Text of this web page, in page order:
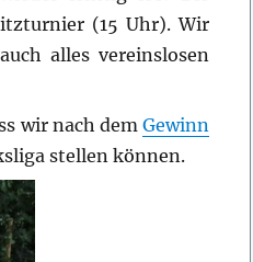
(15 Uhr). Wir
alles vereinslosen
wir nach demGewinn
stellen können.